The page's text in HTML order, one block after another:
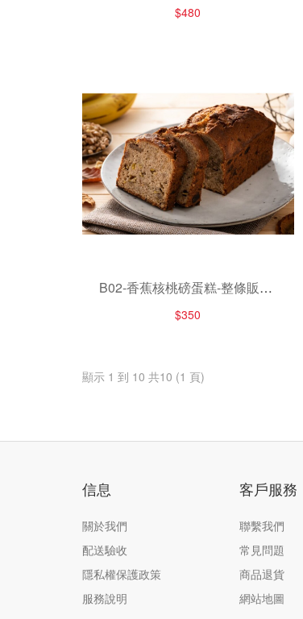
$480
B02-香蕉核桃磅蛋糕-整條販售-
780-790g/條
$350
顯示 1 到 10 共10 (1 頁)
信息
關於我們
配送驗收
隱私權保護政策
服務說明
客戶服務
聯繫我們
常見問題
商品退貨
網站地圖